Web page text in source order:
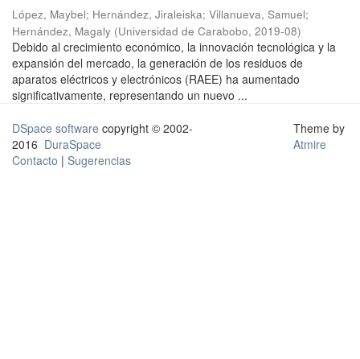
López, Maybel; Hernández, Jiraleiska; Villanueva, Samuel;
Hernández, Magaly (Universidad de Carabobo, 2019-08)
Debido al crecimiento económico, la innovación tecnológica y la
expansión del mercado, la generación de los residuos de
aparatos eléctricos y electrónicos (RAEE) ha aumentado
significativamente, representando un nuevo ...
DSpace software copyright © 2002-
2016 DuraSpace
Contacto | Sugerencias
Theme by
Atmire